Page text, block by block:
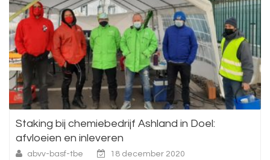
Staking bij chemiebedrijf Ashland in Doel:
afvloeien en inleveren
abvv-basf-tbe 18 december 2020